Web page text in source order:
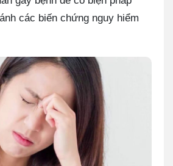
các biến chứng nguy hiểm